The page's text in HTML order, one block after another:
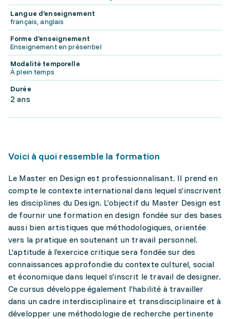
Langue d'enseignement
français, anglais
Forme d'enseignement
Enseignement en présentiel
Modalité temporelle
À plein temps
Durée
2 ans
Voici à quoi ressemble la formation
Le Master en Design est professionnalisant. Il prend en
compte le contexte international dans lequel s’inscrivent
les disciplines du Design. L’objectif du Master Design est
de fournir une formation en design fondée sur des bases
aussi bien artistiques que méthodologiques, orientée
vers la pratique en soutenant un travail personnel.
L’aptitude à l’exercice critique sera fondée sur des
connaissances approfondie du contexte culturel, social
et économique dans lequel s’inscrit le travail de designer.
Ce cursus développe également l’habilité à travailler
dans un cadre interdisciplinaire et transdisciplinaire et à
développer une méthodologie de recherche pertinente